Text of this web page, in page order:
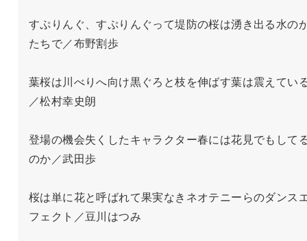
すぷりんぐ、すぷりんぐって堤防の桜は湧き出る水の
たちで／布野割歩
葉桜は川べりへ向け黒ぐろと枝を伸ばす葉は震えてい
／松村幸史朗
登場の機会失くしたキャラクター春には花見でもして
のか／武田歩
桜は単に花と呼ばれて果実なきネオテニーらのダンス
フェクト／豆川はつみ